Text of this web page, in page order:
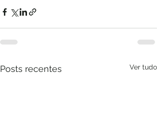
Posts recentes Ver tudo